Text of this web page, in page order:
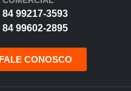
84 99217-3593
84 99602-2895
FALE CONOSCO